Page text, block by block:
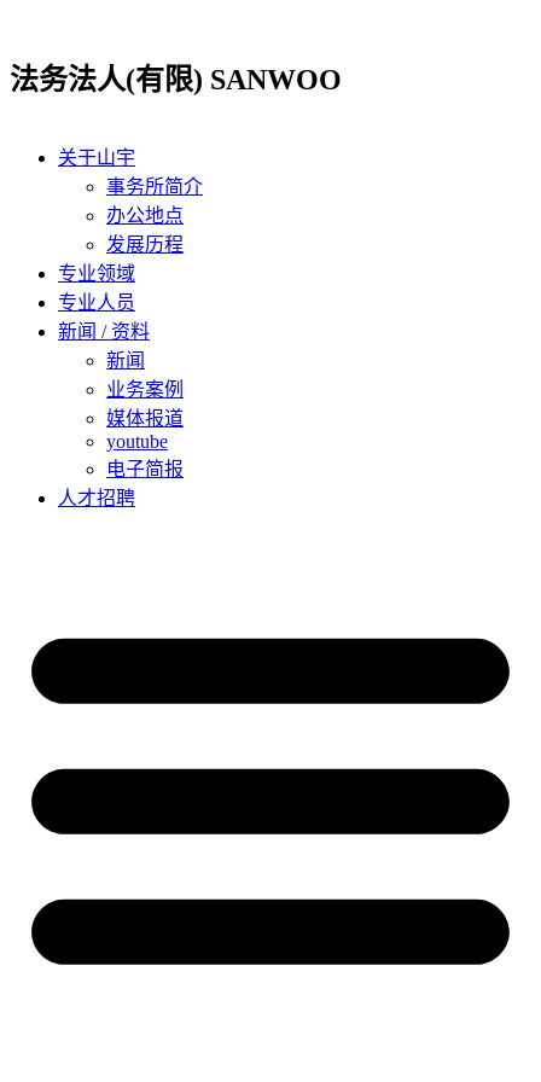
内
法务法人(有限) SANWOO
关于山宇
事务所简介
办公地点
发展历程
专业领域
专业人员
新闻 / 资料
新闻
业务案例
媒体报道
youtube
电子简报
人才招聘